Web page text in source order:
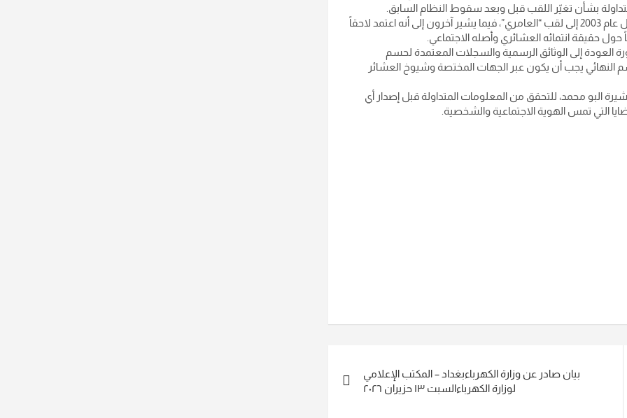
بشأن تغيّر اللقب قبل وبعد سقوط النظام السابق.
وبحسب ما يُطرح في الأوساط الشعبية، فإن كبيان كان يُنسب قبل عام 2003 إلى لقب “العامري”، فيما يشير آخرون إلى أنه اعتمد لاحقاً
حول حقيقة انتمائه العشائري وأصله الاجتماعي.
إلى الوثائق الرسمية والسجلات المعتمدة لحسم
النهائي يجب أن يكون عبر الجهات المختصة وشيوخ العشائر
البو محمد، للتحقق من المعلومات المتداولة قبل إصدار أي
التي تمس الهوية الاجتماعية والشخصية.
بيان صادر عن وزارة الكهرباءبغداد – المكتب الإعلامي
لوزارة الكهرباءالسبت ١٣ حزيران ٢٠٢٦